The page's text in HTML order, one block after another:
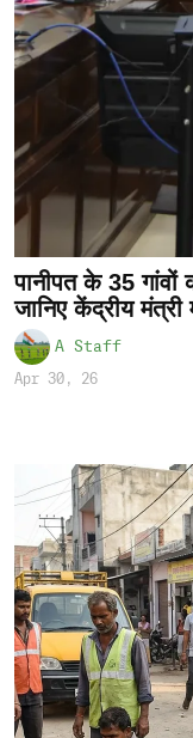
पानीपत के 35 गांवों
जानिए केंद्रीय
A Staff
Apr 30, 26